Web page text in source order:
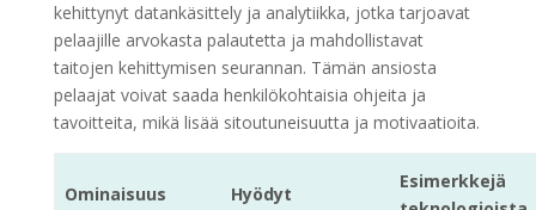
kehittynyt datankäsittely ja analytiikka, jotka tarjoavat
pelaajille arvokasta palautetta ja mahdollistavat
taitojen kehittymisen seurannan. Tämän ansiosta
pelaajat voivat saada henkilökohtaisia ohjeita ja
tavoitteita, mikä lisää sitoutuneisuutta ja motivaatioita.
Ominaisuus Hyödyt
Esimerkkejä